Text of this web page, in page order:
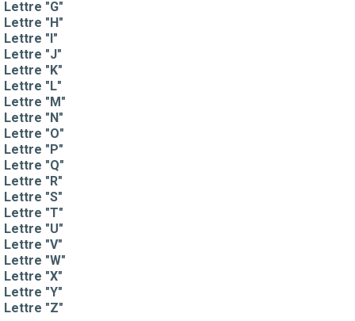
Lettre "G"
Lettre "H"
Lettre "I"
Lettre "J"
Lettre "K"
Lettre "L"
Lettre "M"
Lettre "N"
Lettre "O"
Lettre "P"
Lettre "Q"
Lettre "R"
Lettre "S"
Lettre "T"
Lettre "U"
Lettre "V"
Lettre "W"
Lettre "X"
Lettre "Y"
Lettre "Z"